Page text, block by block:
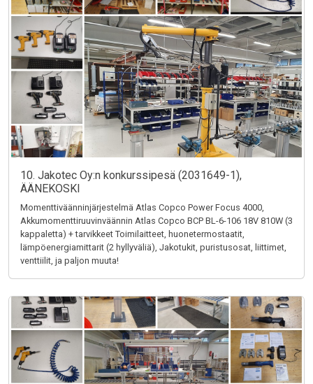
10. Jakotec Oy:n konkurssipesä (2031649-1),
ÄÄNEKOSKI
Momenttiväänninjärjestelmä Atlas Copco Power Focus 4000,
Akkumomenttiruuvinväännin Atlas Copco BCP BL-6-106 18V 810W (3
kappaletta) + tarvikkeet Toimilaitteet, huonetermostaatit,
lämpöenergiamittarit (2 hyllyväliä), Jakotukit, puristusosat, liittimet,
venttiilit, ja paljon muuta!